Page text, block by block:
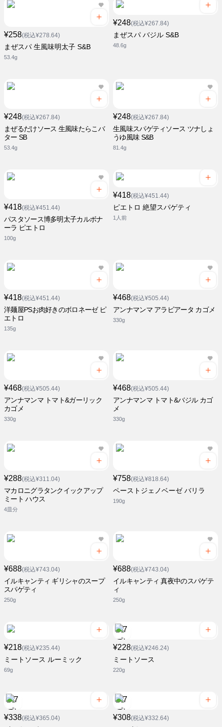
¥258(税込¥278.64)
まぜスパ 生風味明太子 S&B
53.4g
¥248(税込¥267.84)
まぜスパ バジル S&B
48.6g
¥248(税込¥267.84)
まぜるだけソース 生風味たらこバ
ター SB
53.4g
¥248(税込¥267.84)
生風味スパゲティソース ツナしょ
うゆ風味 S&B
81.4g
¥418(税込¥451.44)
パスタソース博多明太子カルボナ
ーラ ピエトロ
100g
¥418(税込¥451.44)
ピエトロ 絶望スパゲティ
1人前
¥418(税込¥451.44)
洋麺屋PSお肉好きのボロネーゼ ピ
エトロ
135g
¥468(税込¥505.44)
アンナマンマ アラビアータ カゴメ
330g
¥468(税込¥505.44)
アンナマンマ トマト&ガーリック
カゴメ
330g
¥468(税込¥505.44)
アンナマンマ トマト&バジル カゴ
メ
330g
¥288(税込¥311.04)
マカロニグラタンクイックアップ
ミート ハウス
4皿分
¥758(税込¥818.64)
ペーストジェノベーゼ バリラ
190g
¥688(税込¥743.04)
イルキャンティ ギリシャのスープ
スパゲティ
250g
¥688(税込¥743.04)
イルキャンティ 真夜中のスパゲテ
ィ
250g
¥218(税込¥235.44)
ミートソース ルーミック
69g
¥228(税込¥246.24)
ミートソース
220g
¥338(税込¥365.04) ¥308(税込¥332.64)